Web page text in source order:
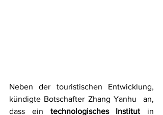
Neben der touristischen Entwicklung,
kündigte Botschafter Zhang Yanhu  an,
dass ein technologisches Institut in